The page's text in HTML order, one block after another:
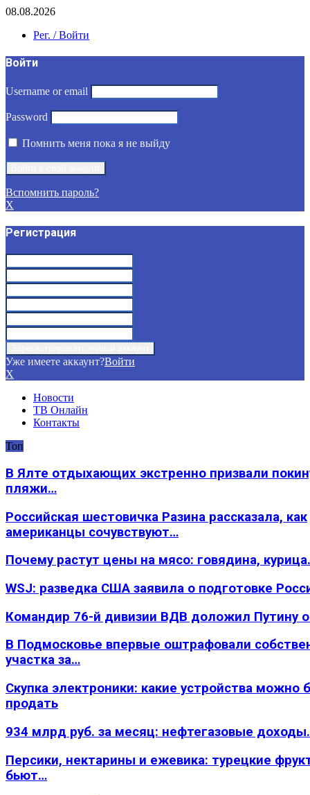
08.08.2026
Рег. / Войти
Войти
Username or email
Password
Помнить меня пока я не выйду
Вспомнить пароль?
X
Регистрация
Уже имеете аккаунт?Войти
X
Новости
ТВ Онлайн
Контакты
Топ
В Ялте отдыхающих экстренно призвали
пляжи…
Российская шестовичка Разина рассказала, как
американцы сочувствуют…
Почему растут цены на мясо: говядина,
WSJ: разведка США заявила о подготовке
Командир 76-й дивизии ВДВ доложил Путину
В Подмосковье впервые оштрафовали
участка за…
Скупка электроники: какие устройства можно
продать
934 млрд руб. за месяц: нефтегазовые
Персики, нектарины и ежевика: турецкие
бьют…